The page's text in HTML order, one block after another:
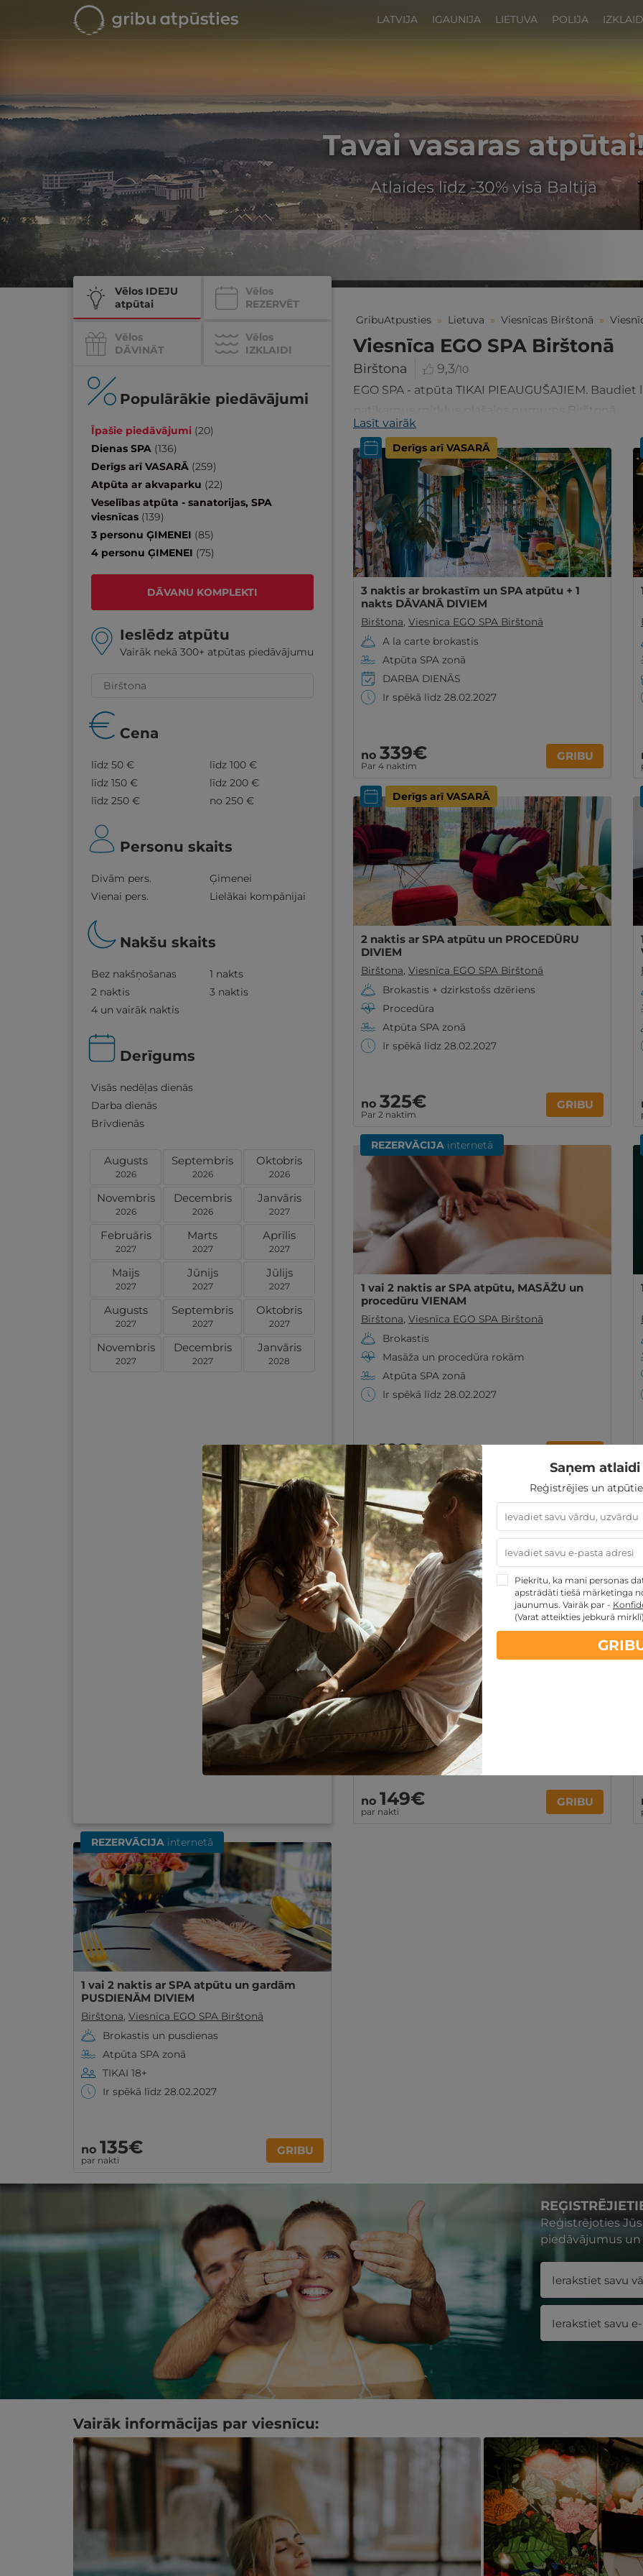
LATVIJA IGAUNIJA LIETUVA POLIJA
Tavai vasaras
Atlaides līdz -30% visā Baltijā
GribuAtpusties » Lietuva » Viesnīcas Birštonā »
Vēlos IDEJU
atpūtai
Vēlos
REZERVĒT
Vēlos
DĀVINĀT
Vēlos
IZKLAIDI
Populārākie piedāvājumi
Īpašie piedāvājumi (20)
Dienas SPA (136)
Derīgs arī VASARĀ (259)
Atpūta ar akvaparku (22)
Veselības atpūta - sanatorijas, SPA
viesnīcas (139)
3 personu ĢIMENEI (85)
4 personu ĢIMENEI (75)
DĀVANU KOMPLEKTI
Ieslēdz atpūtu
Vairāk nekā 300+ atpūtas piedāvājumu
Cena
līdz 50 €
līdz 100 €
līdz 150 €
līdz 200 €
līdz 250 €
no 250 €
Personu skaits
Divām pers.
Ģimenei
Vienai pers.
Lielākai kompānijai
Nakšu skaits
Bez nakšņošanas
1 nakts
2 naktis
3 naktis
4 un vairāk naktis
Derīgums
Visās nedēļas dienās
Darba dienās
Brīvdienās
Augusts
2026
Septembris
2026
Oktobris
2026
Novembris
2026
Decembris
2026
Janvāris
2027
Februāris
2027
Marts
2027
Aprīlis
2027
Maijs
2027
Jūnijs
2027
Jūlijs
2027
Augusts
2027
Septembris
2027
Oktobris
2027
Novembris
2027
Decembris
2027
Janvāris
2028
Viesnīca EGO SPA Birštonā
Birštona 9,3/10
EGO SPA - atpūta TIKAI PIEAUGUŠAJIEM.
patīkamus mirkļus plašajos numuros Birštonā.
Lasīt vairāk
Derīgs arī VASARĀ
3 naktis ar brokastīm un SPA atpūtu + 1
nakts DĀVANĀ DIVIEM
Birštona, Viesnīca EGO SPA Birštonā
A la carte brokastis
Atpūta SPA zonā
DARBA DIENĀS
Ir spēkā līdz 28.02.2027
no 339€
Par 4 naktīm
GRIBU
Derīgs arī VASARĀ
2 naktis ar SPA atpūtu un PROCEDŪRU
DIVIEM
Birštona, Viesnīca EGO SPA Birštonā
Brokastis + dzirkstošs dzēriens
Procedūra
Atpūta SPA zonā
Ir spēkā līdz 28.02.2027
no 325€
Par 2 naktīm
GRIBU
REZERVĀCIJA internetā
1 vai 2 naktis ar SPA atpūtu, MASĀŽU un
procedūru VIENAM
Birštona, Viesnīca EGO SPA Birštonā
Brokastis
Masāža un procedūra rokām
Atpūta SPA zonā
Ir spēkā līdz 28.02.2027
no129€
par nakti
REZERVĀCIJA internetā
1 vai 2 naktis ar SPA atpūtu un VAKARIŅĀM
DIVIEM
Birštona
Viesnīca EGO SPA Birštonā
Brokastis un vakariņas
Atpūta SPA zonā
Kafija numurā
Ir spēkā līdz 28.02.2027
no 149€
par nakti
GRIBU
REZERVĀCIJA internetā
1 vai 2 naktis ar SPA atpūtu un gardām
PUSDIENĀM DIVIEM
Birštona, Viesnīca EGO SPA Birštonā
Brokastis un pusdienas
Atpūta SPA zonā
TIKAI 18+
Ir spēkā līdz 28.02.2027
no 135€
par nakti
GRIBU
Reģistrējoties
piedāvājumus
Vairāk informācijas par viesnīcu:
Saņem
Reģistrējies un
Piekrītu, ka mani personas
apstrādāti tiešā mārketinga
jaunumus. Vairāk par -
(Varat atteikties jebkurā mirklī)